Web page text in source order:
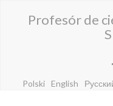
Profesór de
Polski English